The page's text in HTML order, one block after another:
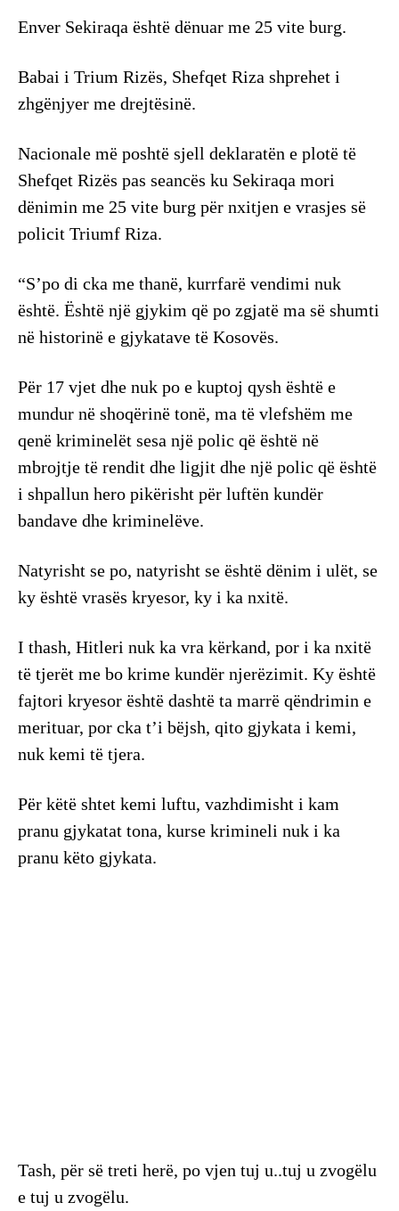
Enver Sekiraqa është dënuar me 25 vite burg.
Babai i Trium Rizës, Shefqet Riza shprehet i
zhgënjyer me drejtësinë.
Nacionale më poshtë sjell deklaratën e plotë të
Shefqet Rizës pas seancës ku Sekiraqa mori
dënimin me 25 vite burg për nxitjen e vrasjes së
policit Triumf Riza.
“S’po di cka me thanë, kurrfarë vendimi nuk
është. Është një gjykim që po zgjatë ma së shumti
në historinë e gjykatave të Kosovës.
Për 17 vjet dhe nuk po e kuptoj qysh është e
mundur në shoqërinë tonë, ma të vlefshëm me
qenë kriminelët sesa një polic që është në
mbrojtje të rendit dhe ligjit dhe një polic që është
i shpallun hero pikërisht për luftën kundër
bandave dhe kriminelëve.
Natyrisht se po, natyrisht se është dënim i ulët, se
ky është vrasës kryesor, ky i ka nxitë.
I thash, Hitleri nuk ka vra kërkand, por i ka nxitë
të tjerët me bo krime kundër njerëzimit. Ky është
fajtori kryesor është dashtë ta marrë qëndrimin e
merituar, por cka t’i bëjsh, qito gjykata i kemi,
nuk kemi të tjera.
Për këtë shtet kemi luftu, vazhdimisht i kam
pranu gjykatat tona, kurse krimineli nuk i ka
pranu këto gjykata.
Tash, për së treti herë, po vjen tuj u..tuj u zvogëlu
e tuj u zvogëlu.